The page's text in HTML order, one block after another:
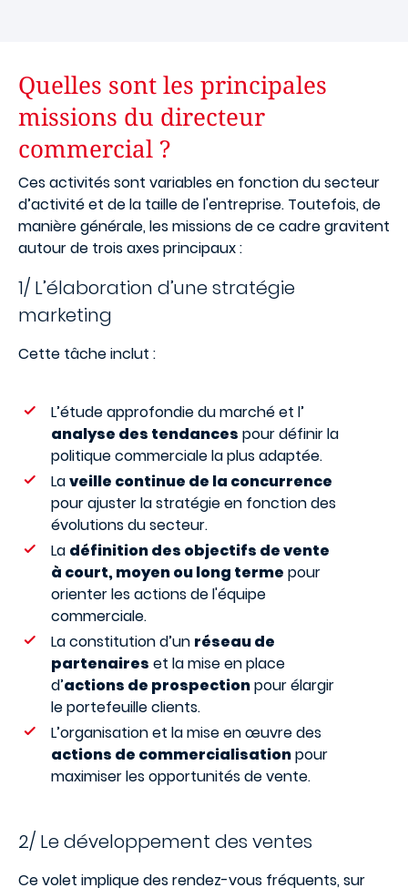
Quelles sont les principales
missions du directeur
commercial ?
Ces activités sont variables en fonction du secteur
d’activité et de la taille de l'entreprise. Toutefois, de
manière générale, les missions de ce cadre gravitent
autour de trois axes principaux :
1/ L’élaboration d’une stratégie
marketing
Cette tâche inclut :
L’étude approfondie du marché et l’
analyse des tendances pour définir la
politique commerciale la plus adaptée.
Laveille continue de la concurrence
pour ajuster la stratégie en fonction des
évolutions du secteur.
La définition des objectifs de vente
à court, moyen ou long terme pour
orienter les actions de l'équipe
commerciale.
La constitution d’un réseau de
partenaires et la mise en place
d’actions de prospectionpour élargir
le portefeuille clients.
L’organisation et la mise en œuvre des
actions de commercialisationpour
maximiser les opportunités de vente.
2/ Le développement des ventes
Ce volet implique des rendez-vous fréquents, sur